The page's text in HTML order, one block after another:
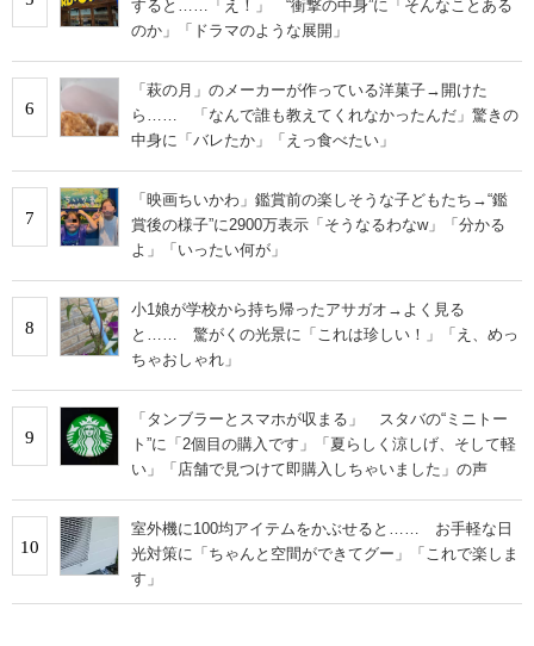
すると……「え！」 “衝撃の中身”に「そんなことある
のか」「ドラマのような展開」
6
「萩の月」のメーカーが作っている洋菓子→開けた
ら…… 「なんで誰も教えてくれなかったんだ」驚きの
中身に「バレたか」「えっ食べたい」
7
「映画ちいかわ」鑑賞前の楽しそうな子どもたち→“鑑
賞後の様子”に2900万表示「そうなるわなw」「分かる
よ」「いったい何が」
8
小1娘が学校から持ち帰ったアサガオ→よく見る
と…… 驚がくの光景に「これは珍しい！」「え、めっ
ちゃおしゃれ」
9
「タンブラーとスマホが収まる」 スタバの“ミニトー
ト”に「2個目の購入です」「夏らしく涼しげ、そして軽
い」「店舗で見つけて即購入しちゃいました」の声
10
室外機に100均アイテムをかぶせると…… お手軽な日
光対策に「ちゃんと空間ができてグー」「これで楽しま
す」